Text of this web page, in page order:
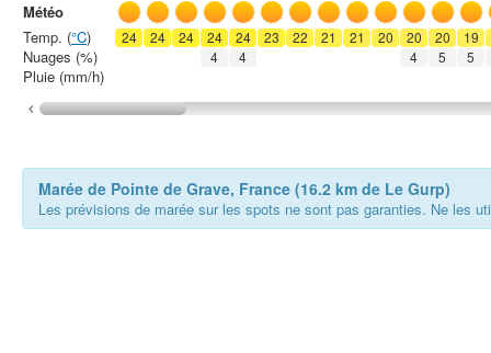
24 24 24 24 24 23 22 21 21 20 20 20
19
4
4 4 5 5
Météo
Temp. (°C)
Nuages (%)
Pluie (mm/h)
Marée de Pointe de Grave, France (16.2 km de Le Gurp)
Les prévisions de marée sur les spots ne sont pas garanties. Ne les